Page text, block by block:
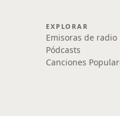
EXPLORAR
Emisoras de radio
Pódcasts
Canciones